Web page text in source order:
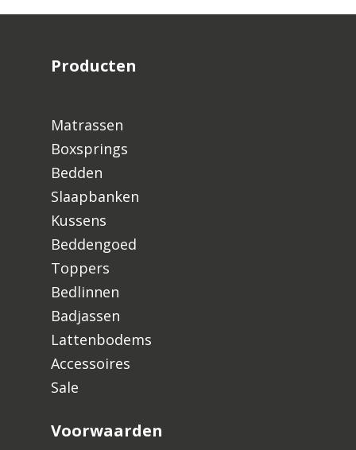
Producten
Matrassen
Boxsprings
Bedden
Slaapbanken
Kussens
Beddengoed
Toppers
Bedlinnen
Badjassen
Lattenbodems
Accessoires
Sale
Voorwaarden